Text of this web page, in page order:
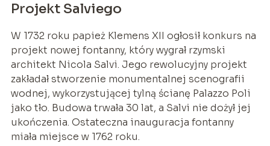
Projekt Salviego
W 1732 roku papież Klemens XII ogłosił konkurs na
projekt nowej fontanny, który wygrał rzymski
architekt Nicola Salvi. Jego rewolucyjny projekt
zakładał stworzenie monumentalnej scenografii
wodnej, wykorzystującej tylną ścianę Palazzo Poli
jako tło. Budowa trwała 30 lat, a Salvi nie dożył jej
ukończenia. Ostateczna inauguracja fontanny
miała miejsce w 1762 roku.